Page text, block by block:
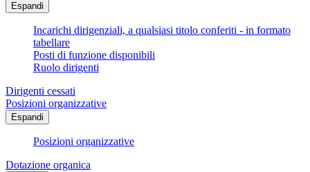
Espandi
Incarichi dirigenziali, a qualsiasi titolo conferiti - in formato
tabellare
Posti di funzione disponibili
Ruolo dirigenti
Dirigenti cessati
Posizioni organizzative
Espandi
Posizioni organizzative
Dotazione organica